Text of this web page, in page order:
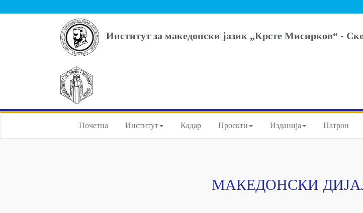
Институт за македонски јазик „Крсте Мисирков“ -
Почетна Институт Кадар Проекти Изданија Патрон
МАКЕДОНСКИ